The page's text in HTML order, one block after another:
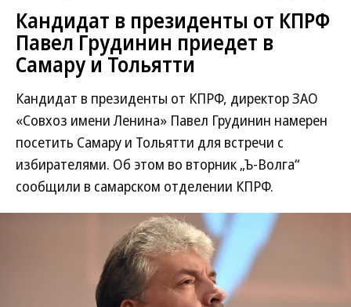
Кандидат в президенты от КПРФ
Павел Грудинин приедет в
Самару и Тольятти
Кандидат в президенты от КПРФ, директор ЗАО
«Совхоз имени Ленина» Павел Грудинин намерен
посетить Самару и Тольятти для встречи с
избирателями. Об этом во вторник „Ъ-Волга“
сообщили в самарском отделении КПРФ.